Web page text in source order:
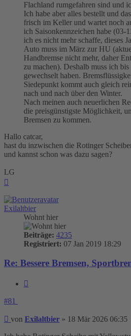
Flachland rumgefahren sind und
Ich habe aber alles bestellt und
frisch im Keller und wartet noch
ich Saisonkennzeichen habe (03-
ich es nicht mehr schaffe, dieses
Auto muss im März zur HU
Handbremse nicht mehr, daher
zu machen). Deshalb muss ich
gewechselt haben.
Siedepunkt kommt auch gleich
nach und nach über den Winter.
Nach meinen auch neuerlichen
die preisgünstigste Möglichkeit,
Bremsen zu kommen.
Hallo catcar,
hast du inzwischen die Rotinger
und kannst schon was dazu sagen?
LG
Exilaltbier
Wohnt hier
Beiträge: 4235
Registriert: 07 Jan 2019 18:29
Re: Bessere Bremsen,
#81
Beitrag
von Exilaltbier » 18 Mär 2026 06:35